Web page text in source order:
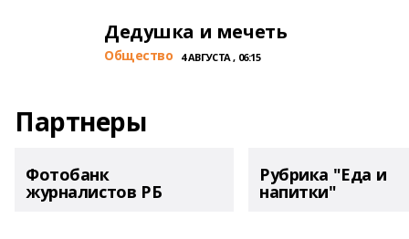
Дедушка и мечеть
Общество 4 АВГУСТА , 06:15
Партнеры
Фотобанк
журналистов РБ
Рубрика "Еда и
напитки"